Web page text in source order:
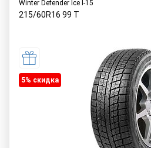
Winter Defender Ice I-15
215/60R16 99 T
5% cкидка